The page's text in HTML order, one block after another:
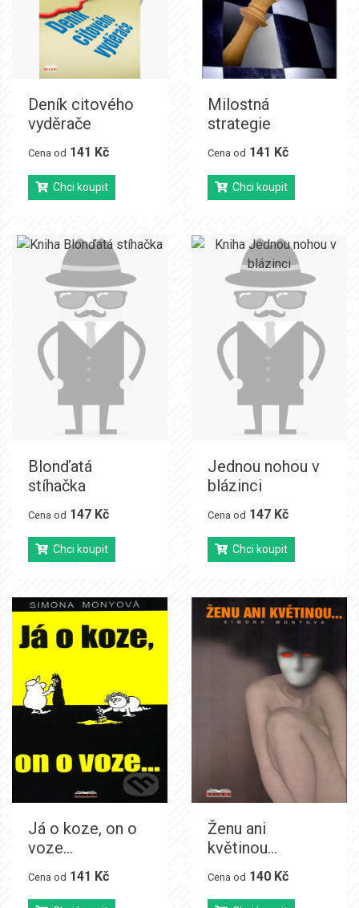
Deník citového
vyděrače
Cena od 141 Kč
Chci koupit
Milostná
strategie
Cena od 141 Kč
Chci koupit
Blonďatá
stíhačka
Cena od 147 Kč
Chci koupit
Jednou nohou v
blázinci
Cena od 147 Kč
Chci koupit
Já o koze, on o
voze...
Cena od 141 Kč
Ženu ani
květinou...
Cena od 140 Kč